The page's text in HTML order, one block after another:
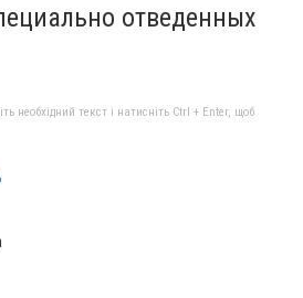
отведенных
необхідний текст і натисніть Ctrl + Enter, щоб